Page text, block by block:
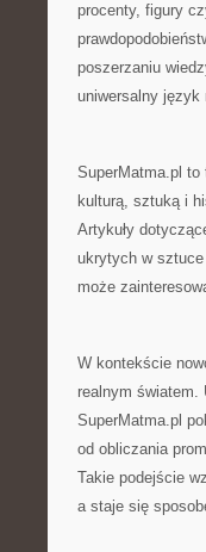
procenty, figury
poszerzaniu
uniwersalny język
SuperMatma.pl
kulturą, sztuką i
Artykuły
ukrytych w
może
W kontekście
realnym
SuperMatma.pl
od obliczania
Takie podejście
a staje się